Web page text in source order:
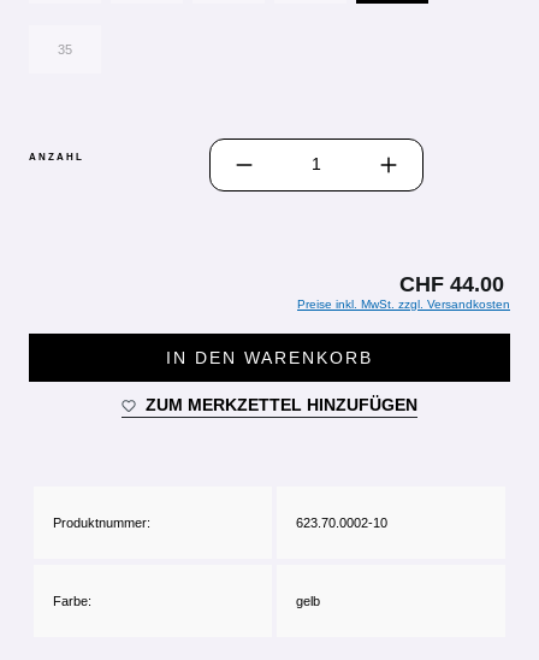
35
ANZAHL
PRODUKT ANZAHL: GIB DEN
CHF 44.00
Preise inkl. MwSt. zzgl. Versandkosten
IN DEN WARENKORB
ZUM MERKZETTEL HINZUFÜGEN
Produktnummer: 623.70.0002-10
Farbe: gelb